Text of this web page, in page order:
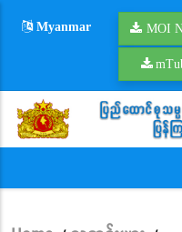
Myanmar MOI